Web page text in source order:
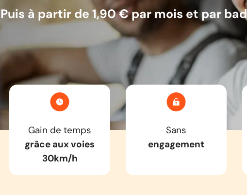
Puis à partir de 1,90 € par mois et par
Gain de temps
grâce aux voies
30km/h
Sans
engagement